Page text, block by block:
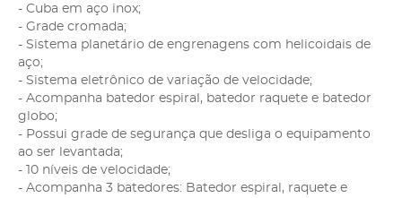
- Cuba em aço inox;
- Grade cromada;
- Sistema planetário de engrenagens com helicoidais de
aço;
- Sistema eletrônico de variação de velocidade;
- Acompanha batedor espiral, batedor raquete e batedor
globo;
- Possui grade de segurança que desliga o equipamento
ao ser levantada;
- 10 níveis de velocidade;
- Acompanha 3 batedores: Batedor espiral, raquete e